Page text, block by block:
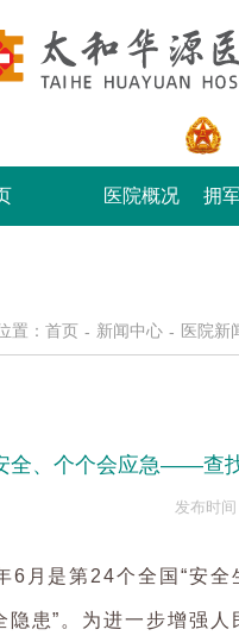
医院概况 拥
置： 首页 - 新闻中心 - 医院新
全、个个会应急——查
发布时
6月是第24个全国“安
隐患”。为进一步增强